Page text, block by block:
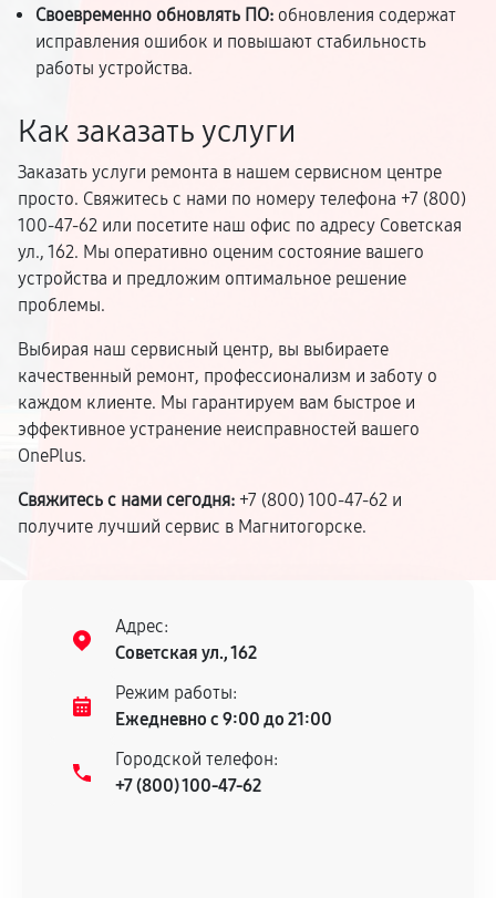
Своевременно обновлять ПО: обновления содержат
исправления ошибок и повышают стабильность
работы устройства.
Как заказать услуги
Заказать услуги ремонта в нашем сервисном центре
просто. Свяжитесь с нами по номеру телефона +7 (800)
100-47-62 или посетите наш офис по адресу Советская
ул., 162. Мы оперативно оценим состояние вашего
устройства и предложим оптимальное решение
проблемы.
Выбирая наш сервисный центр, вы выбираете
качественный ремонт, профессионализм и заботу о
каждом клиенте. Мы гарантируем вам быстрое и
эффективное устранение неисправностей вашего
OnePlus.
Свяжитесь с нами сегодня: +7 (800) 100-47-62 и
получите лучший сервис в Магнитогорске.
Адрес:
Советская ул., 162
Режим работы:
Ежедневно с 9:00 до 21:00
Городской телефон:
+7 (800) 100-47-62